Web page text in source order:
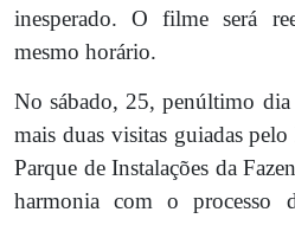
inesperado. O filme será
mesmo horário.
No sábado, 25, penúltimo dia
mais duas visitas guiadas
Parque de Instalações da
harmonia com o processo